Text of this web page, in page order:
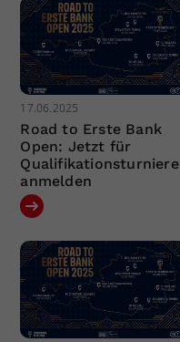
17.06.2025
Road to Erste Bank
Open: Jetzt für
Qualifikationsturniere
anmelden